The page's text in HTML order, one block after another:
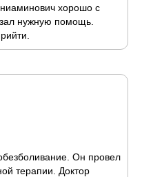
хорошо с
нужную помощь.
Он провел
терапии. Доктор